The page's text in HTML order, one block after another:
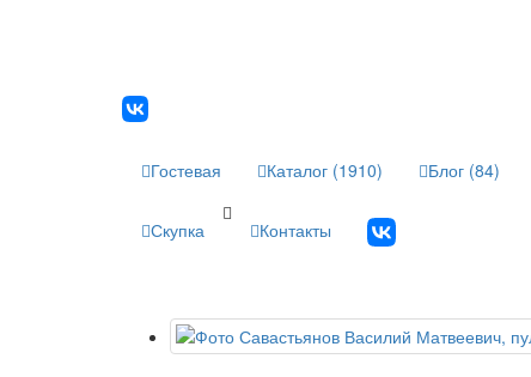
Гостевая Каталог (1910) Блог (84)
Скупка Контакты